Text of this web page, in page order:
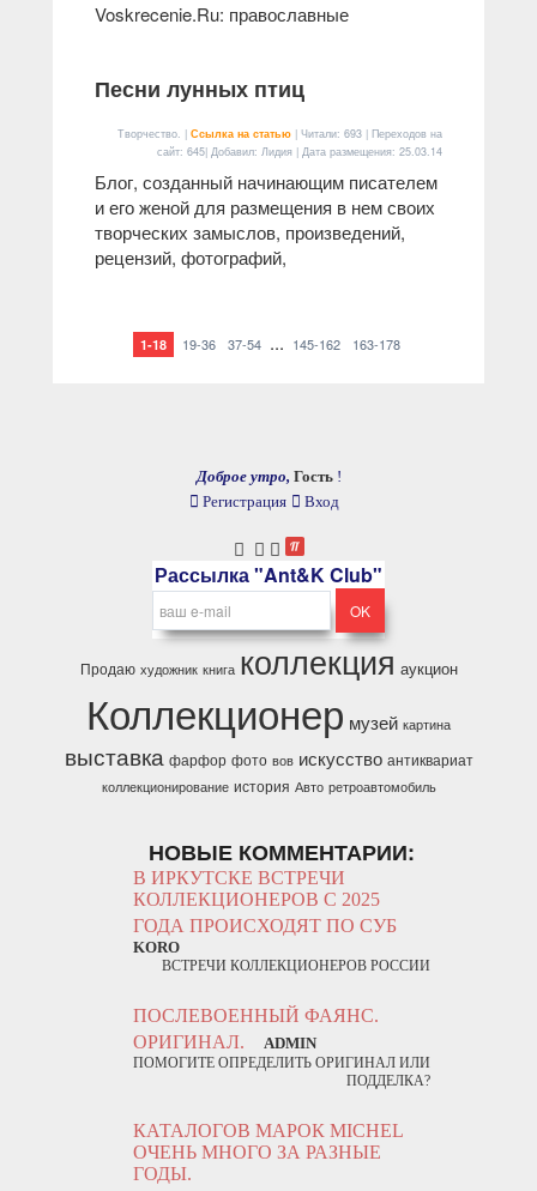
Voskrecenie.Ru: православные
Песни лунных птиц
Творчество. | Ссылка на статью | Читали: 693 | Переходов на
сайт: 645| Добавил: Лидия | Дата размещения: 25.03.14
Блог, созданный начинающим писателем
и его женой для размещения в нем своих
творческих замыслов, произведений,
рецензий, фотографий,
1-18 19-36 37-54 ... 145-162 163-178
Доброе утро, Гость !
Регистрация
Вход
Рассылка "Ant&K Club"
Продаю художник книга коллекция аукцион
Коллекционер музей картина
выставка фарфор фото вов искусство антиквариат
коллекционирование история Авто ретроавтомобиль
НОВЫЕ КОММЕНТАРИИ:
В ИРКУТСКЕ ВСТРЕЧИ
КОЛЛЕКЦИОНЕРОВ С 2025
ГОДА ПРОИСХОДЯТ ПО СУБ
KORO
ВСТРЕЧИ КОЛЛЕКЦИОНЕРОВ РОССИИ
ПОСЛЕВОЕННЫЙ ФАЯНС.
ОРИГИНАЛ.
ADMIN
ПОМОГИТЕ ОПРЕДЕЛИТЬ ОРИГИНАЛ ИЛИ
ПОДДЕЛКА?
КАТАЛОГОВ МАРОК MICHEL
ОЧЕНЬ МНОГО ЗА РАЗНЫЕ
ГОДЫ.